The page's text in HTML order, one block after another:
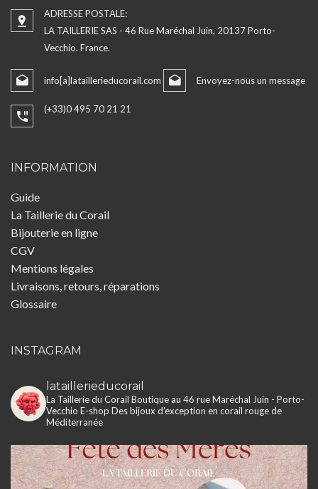
ADRESSE POSTALE:
LA TAILLERIE SAS - 46 Rue Maréchal Juin, 20137 Porto-
Vecchio. France.
info[a]lataillerieducorail.com Envoyez-nous un message
(+33)0 495 70 21 21
INFORMATION
Guide
La Taillerie du Corail
Bijouterie en ligne
CGV
Mentions légales
Livraisons, retours, réparations
Glossaire
INSTAGRAM
lataillerieducorail
La Taillerie du Corail Boutique au 46 rue Maréchal Juin - Porto-
Vecchio E-shop Des bijoux d'exception en corail rouge de
Méditerranée